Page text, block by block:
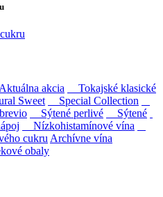
akcia
Tokajské klasické
Sweet
Special Collection
Sýtené perlivé
Sýtené
Nízkohistamínové vína
cukru Archívne vína
obaly